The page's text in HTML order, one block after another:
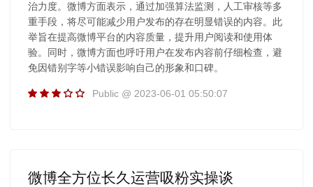
治力度。微博方面表示，通过加强算法监测，人工审核等多
重手段，将尽可能减少用户发布的存在明显错误的内容。此
举旨在提高微博平台的内容质量，提升用户阅读和使用体
验。同时，微博方面也呼吁用户在发布内容前仔细检查，避
免因错别字等小错误影响自己的形象和口碑。
Public @ 2023-06-01 05:50:07
微博全方位长久运营吸粉实操谈